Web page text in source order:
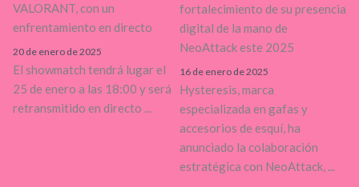
VALORANT, con un
enfrentamiento en directo
20 de enero de 2025
El showmatch tendrá lugar el
25 de enero a las 18:00 y será
retransmitido en directo ...
fortalecimiento de su presencia
digital de la mano de
NeoAttack este 2025
16 de enero de 2025
Hysteresis, marca
especializada en gafas y
accesorios de esquí, ha
anunciado la colaboración
estratégica con NeoAttack, ...